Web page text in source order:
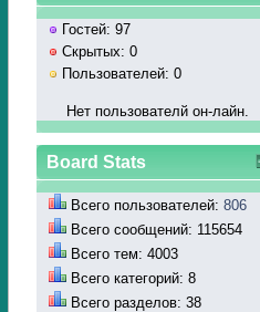
Гостей: 97
Скрытых: 0
Пользователей: 0
Нет пользователй он-лайн.
Board Stats
Всего пользователей:806
Всего сообщений: 115654
Всего тем: 4003
Всего категорий: 8
Всего разделов: 38